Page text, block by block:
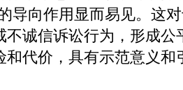
导向作用显而易见。这
不诚信诉讼行为，形成公
和代价，具有示范意义和